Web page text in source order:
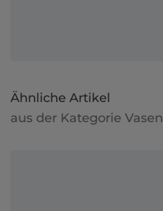
Ähnliche Artikel
aus der Kategorie Vasen